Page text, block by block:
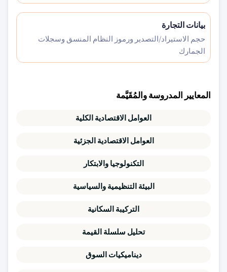
بيانات التجارة
حجم الاستيراد/التصدير ورموز النظام المنسق وسجلات
الجمارك
المعايير المدروسة والمُقَيَّمة
العوامل الاقتصادية الكلية
العوامل الاقتصادية الجزئية
التكنولوجيا والابتكار
البيئة التنظيمية والسياسية
التركيبة السكانية
تحليل سلسلة القيمة
ديناميكيات السوق